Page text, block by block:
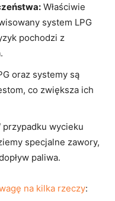
Właściwie
system LPG
pochodzi z
oraz systemy są
co zwiększa ich
przypadku wycieku
specjalne zawory,
paliwa.
na kilka rzeczy: